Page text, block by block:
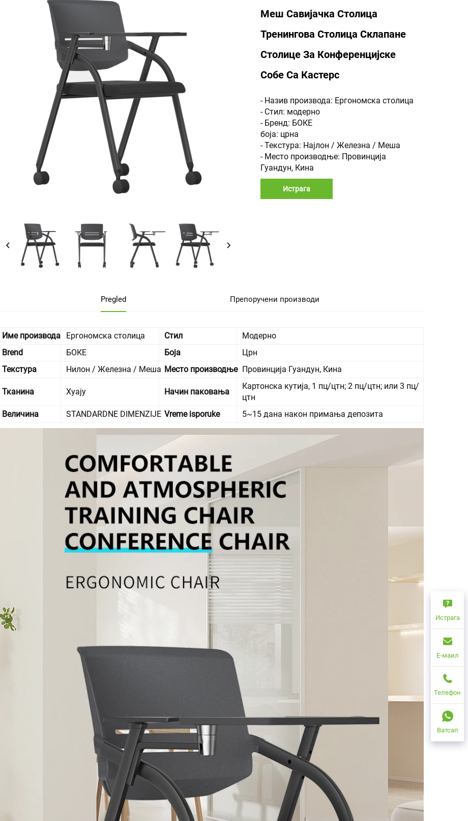
Меш Савијачка Столица
Тренингова Столица Склапане
Столице За Конференцијске
Собе Са Кастерс
- Назив производа: Ергономска столица
- Стил: модерно
- Бренд: БОКЕ
боја: црна
- Текстура: Најлон / Железна / Меша
- Место производње: Провинција
Гуандун, Кина
Истрага
Pregled Препоручени производи
Име производа Ергономска столица Стил
Модерно
Brend
БОКЕ Боја
Црн
Текстура
Нилон / Железна / Меша Место производње Провинција Гуандун, Кина
Тканина Хуају Начин паковања
Картонска кутија, 1 пц/цтн; 2 пц/цтн; или 3 пц/
цтн
Величина
STANDARDNE DIMENZIJE Vreme isporuke 5~15 дана након примања депозита
Истрага
Е-маил
Телефон
Ватсап